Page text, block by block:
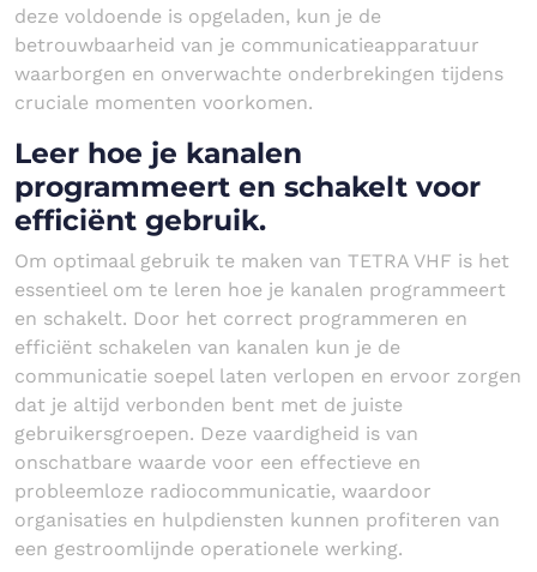
deze voldoende is opgeladen, kun je de
betrouwbaarheid van je communicatieapparatuur
waarborgen en onverwachte onderbrekingen tijdens
cruciale momenten voorkomen.
Leer hoe je kanalen
programmeert en schakelt voor
efficiënt gebruik.
Om optimaal gebruik te maken van TETRA VHF is het
essentieel om te leren hoe je kanalen programmeert
en schakelt. Door het correct programmeren en
efficiënt schakelen van kanalen kun je de
communicatie soepel laten verlopen en ervoor zorgen
dat je altijd verbonden bent met de juiste
gebruikersgroepen. Deze vaardigheid is van
onschatbare waarde voor een effectieve en
probleemloze radiocommunicatie, waardoor
organisaties en hulpdiensten kunnen profiteren van
een gestroomlijnde operationele werking.